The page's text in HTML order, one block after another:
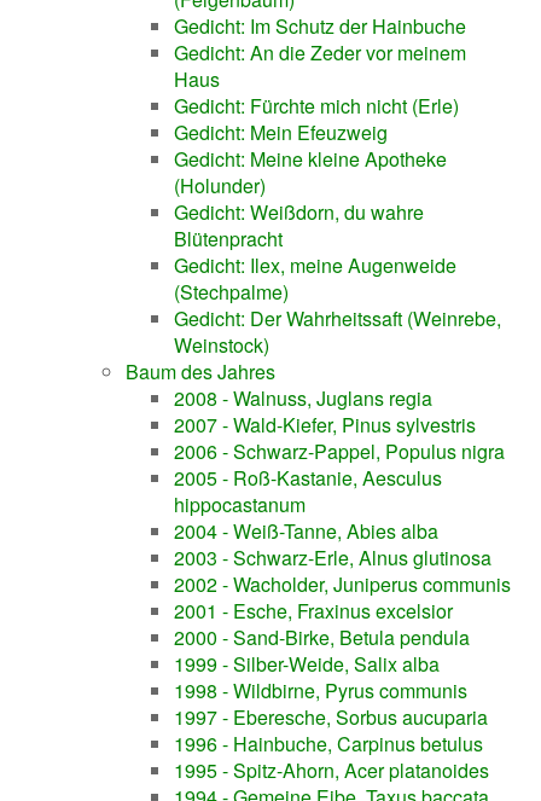
Gedicht: Im Schutz der Hainbuche
Gedicht: An die Zeder vor meinem
Haus
Gedicht: Fürchte mich nicht (Erle)
Gedicht: Mein Efeuzweig
Gedicht: Meine kleine Apotheke
(Holunder)
Gedicht: Weißdorn, du wahre
Blütenpracht
Gedicht: Ilex, meine Augenweide
(Stechpalme)
Gedicht: Der Wahrheitssaft (Weinrebe,
Weinstock)
Baum des Jahres
2008 - Walnuss, Juglans regia
2007 - Wald-Kiefer, Pinus sylvestris
2006 - Schwarz-Pappel, Populus nigra
2005 - Roß-Kastanie, Aesculus
hippocastanum
2004 - Weiß-Tanne, Abies alba
2003 - Schwarz-Erle, Alnus glutinosa
2002 - Wacholder, Juniperus communis
2001 - Esche, Fraxinus excelsior
2000 - Sand-Birke, Betula pendula
1999 - Silber-Weide, Salix alba
1998 - Wildbirne, Pyrus communis
1997 - Eberesche, Sorbus aucuparia
1996 - Hainbuche, Carpinus betulus
1995 - Spitz-Ahorn, Acer platanoides